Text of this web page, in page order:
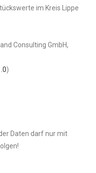
im Kreis Lippe
Consulting GmbH,
)
Daten darf nur mit